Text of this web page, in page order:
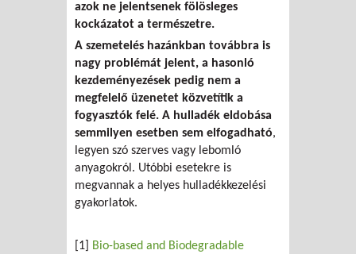
azok ne jelentsenek fölösleges
kockázatot a természetre.
A szemetelés hazánkban továbbra is
nagy problémát jelent, a hasonló
kezdeményezések pedig nem a
megfelelő üzenetet közvetítik a
fogyasztók felé. A hulladék eldobása
semmilyen esetben sem elfogadható,
legyen szó szerves vagy lebomló
anyagokról. Utóbbi esetekre is
megvannak a helyes hulladékkezelési
gyakorlatok.
[1] Bio-based and Biodegradable